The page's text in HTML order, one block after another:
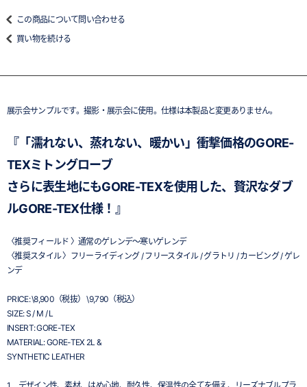
この商品について問い合わせる
買い物を続ける
展示会サンプルです。撮影・展示会に使用。仕様は本製品と変更ありません。
『「濡れない、蒸れない、暖かい」衝撃価格のGORE-
TEXミトングローブ
さらに表生地にもGORE-TEXを使用した、贅沢なダブ
ルGORE-TEX仕様！』
〈推奨フィールド 〉通常のゲレンデ～寒いゲレンデ
〈推奨スタイル 〉フリーライディング / フリースタイル / グラトリ / カービング / ゲレ
ンデ
PRICE: \8,900（税抜） \9,790（税込）
SIZE: S / M / L
INSERT: GORE-TEX
MATERIAL: GORE-TEX 2L &
SYNTHETIC LEATHER